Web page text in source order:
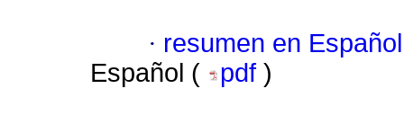
· resumen en Español
Español (
pdf )